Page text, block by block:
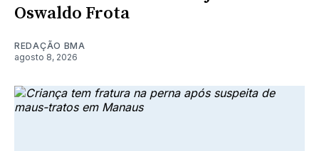
Oswaldo Frota
REDAÇÃO BMA
agosto 8, 2026